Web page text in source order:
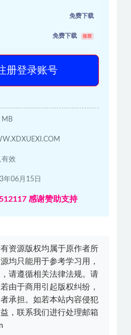
免费下载
免费下载 推荐
册登录账号
MB
有效
年06月15日
感谢赞助支持
资源版权均属于原作者所
均只能用于参考学习用，
请遵循相关法律法规。请
由于商用引起版权纠纷，
承担。如若本站内容侵犯
，联系我们进行处理邮箱